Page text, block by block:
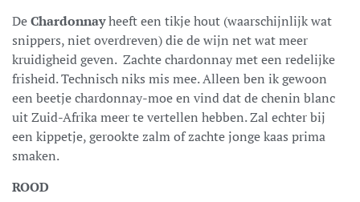
DeChardonnayheeft een tikje hout (waarschijnlijk wat
snippers, niet overdreven) die de wijn net wat meer
kruidigheid geven. Zachte chardonnay met een redelijke
frisheid. Technisch niks mis mee. Alleen ben ik gewoon
een beetje chardonnay-moe en vind dat de chenin blanc
uit Zuid-Afrika meer te vertellen hebben. Zal echter bij
een kippetje, gerookte zalm of zachte jonge kaas prima
smaken.
ROOD